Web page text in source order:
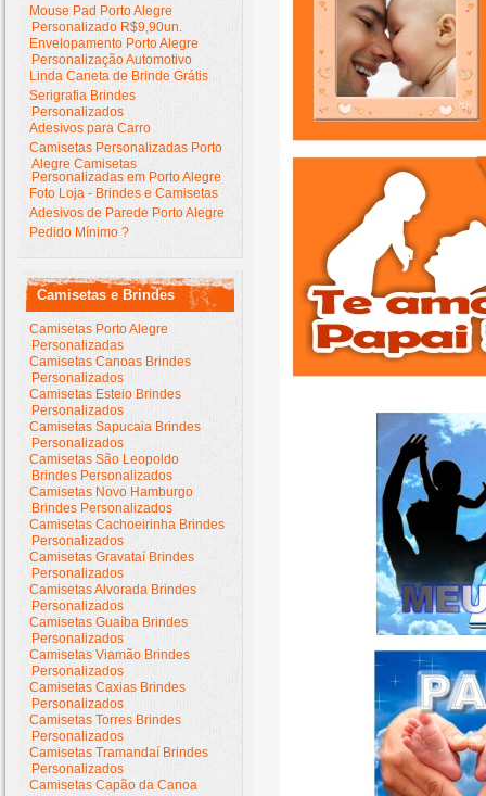
Mouse Pad Porto Alegre
Personalizado R$9,90un.
Envelopamento Porto Alegre
Personalização Automotivo
Linda Caneta de Brinde Grátis
Serigrafia Brindes
Personalizados
Adesivos para Carro
Camisetas Personalizadas Porto
Alegre Camisetas
Personalizadas em Porto Alegre
Foto Loja - Brindes e Camisetas
Adesivos de Parede Porto Alegre
Pedido Mínimo ?
Camisetas e Brindes
Camisetas Porto Alegre
Personalizadas
Camisetas Canoas Brindes
Personalizados
Camisetas Esteio Brindes
Personalizados
Camisetas Sapucaia Brindes
Personalizados
Camisetas São Leopoldo
Brindes Personalizados
Camisetas Novo Hamburgo
Brindes Personalizados
Camisetas Cachoeirinha Brindes
Personalizados
Camisetas Gravataí Brindes
Personalizados
Camisetas Alvorada Brindes
Personalizados
Camisetas Guaíba Brindes
Personalizados
Camisetas Viamão Brindes
Personalizados
Camisetas Caxias Brindes
Personalizados
Camisetas Torres Brindes
Personalizados
Camisetas Tramandaí Brindes
Personalizados
Camisetas Capão da Canoa